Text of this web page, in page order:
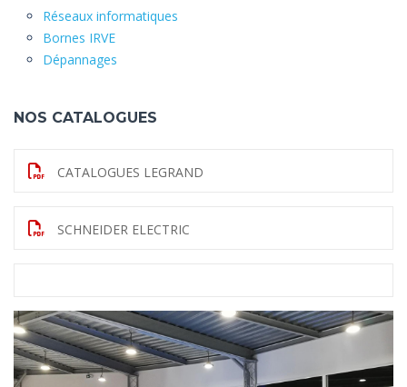
Réseaux informatiques
Bornes IRVE
Dépannages
NOS CATALOGUES
CATALOGUES LEGRAND
SCHNEIDER ELECTRIC